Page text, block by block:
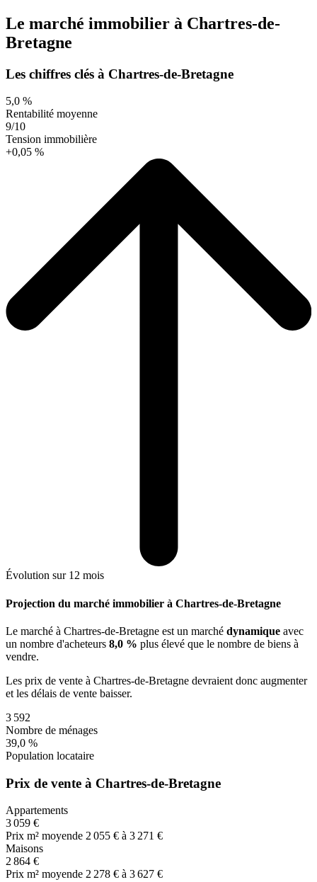
Le marché immobilier à Chartres-de-
Bretagne
Les chiffres clés à Chartres-de-Bretagne
5,0 %
Rentabilité moyenne
9/10
Tension immobilière
+0,05 %
Évolution sur 12 mois
Projection du marché immobilier à Chartres-de-Bretagne
Le marché à Chartres-de-Bretagne est un marché dynamique avec
un nombre d'acheteurs 8,0 % plus élevé que le nombre de biens à
vendre.
Les prix de vente à Chartres-de-Bretagne devraient donc augmenter
et les délais de vente baisser.
3 592
Nombre de ménages
39,0 %
Population locataire
Prix de vente à Chartres-de-Bretagne
Appartements
3 059 €
Prix m² moyende 2 055 € à 3 271 €
Maisons
2 864 €
Prix m² moyende 2 278 € à 3 627 €